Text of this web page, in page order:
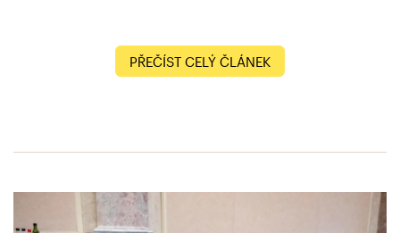
PŘEČÍST CELÝ ČLÁNEK